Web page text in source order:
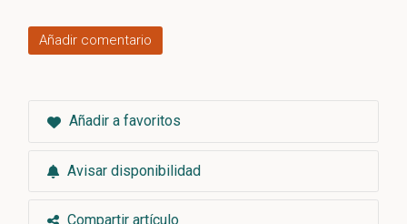
Añadir comentario
Añadir a favoritos
Avisar disponibilidad
Compartir artículo